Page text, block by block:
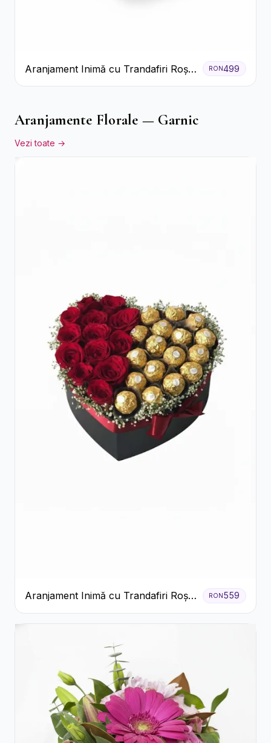
Aranjament Inimă cu Trandafiri Roșii
și Floarea Miresei
RON499
Aranjamente Florale — Garnic
Vezi toate →
Aranjament Inimă cu Trandafiri Roșii
și Ciocolată Ferrero Rocher
RON559